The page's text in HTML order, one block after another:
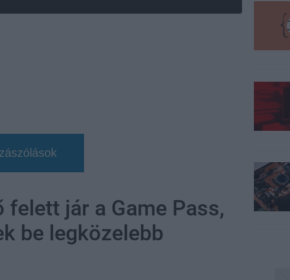
jár a Game Pass,
be legközelebb